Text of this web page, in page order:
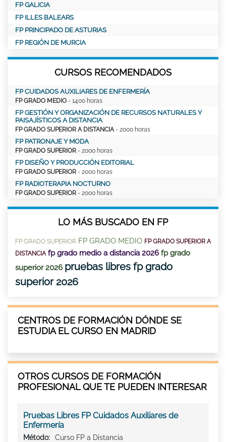
FP GALICIA
FP ILLES BALEARS
FP PRINCIPADO DE ASTURIAS
FP REGIÓN DE MURCIA
CURSOS RECOMENDADOS
FP CUIDADOS AUXILIARES DE ENFERMERÍA
FP GRADO MEDIO - 1400 horas
FP GESTIÓN Y ORGANIZACIÓN DE RECURSOS NATURALES Y
PAISAJÍSTICOS A DISTANCIA
FP GRADO SUPERIOR A DISTANCIA - 2000 horas
FP PATRONAJE Y MODA
FP GRADO SUPERIOR - 2000 horas
FP DISEÑO Y PRODUCCIÓN EDITORIAL
FP GRADO SUPERIOR - 2000 horas
FP RADIOTERAPIA NOCTURNO
FP GRADO SUPERIOR - 2000 horas
LO MÁS BUSCADO EN FP
FP GRADO SUPERIOR FP GRADO MEDIO FP GRADO SUPERIOR A
DISTANCIA fp grado medio a distancia 2026 fp grado
superior 2026 pruebas libres fp grado
superior 2026
CENTROS DE FORMACIÓN DÓNDE SE
ESTUDIA EL CURSO EN MADRID
OTROS CURSOS DE FORMACIÓN
PROFESIONAL QUE TE PUEDEN INTERESAR
Pruebas Libres FP Cuidados Auxiliares de
Enfermería
Método:
Curso FP a Distancia